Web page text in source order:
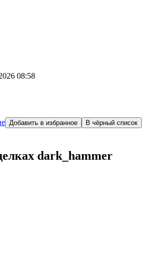
08:58
Добавить в избранное
В чёрный список
dark_hammer